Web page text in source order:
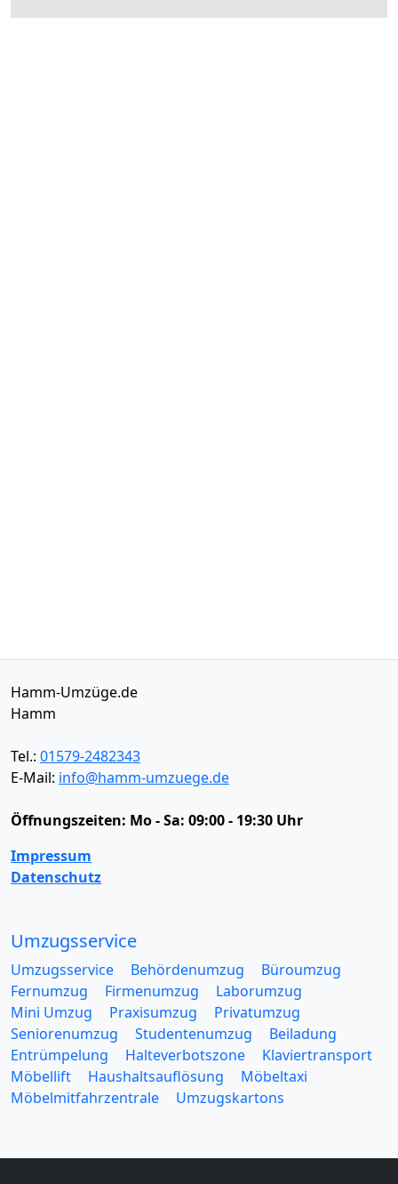
Hamm-Umzüge.de
Hamm
Tel.: 01579-2482343
E-Mail: info@hamm-umzuege.de
Öffnungszeiten: Mo - Sa: 09:00 - 19:30 Uhr
Impressum
Datenschutz
Umzugsservice
Umzugsservice Behördenumzug
Büroumzug
Fernumzug
Firmenumzug
Laborumzug
Mini Umzug
Praxisumzug
Privatumzug
Seniorenumzug
Studentenumzug
Beiladung
Entrümpelung
Halteverbotszone
Klaviertransport
Möbellift
Haushaltsauflösung
Möbeltaxi
Möbelmitfahrzentrale
Umzugskartons